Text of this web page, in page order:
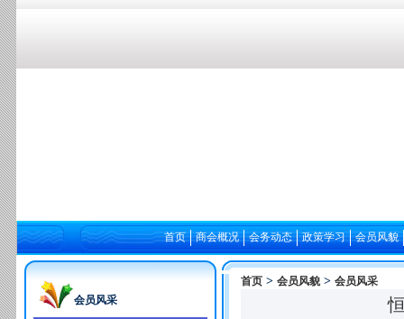
首页 商会概况 会务动态 政策学习 会员风貌
会员风采
首页 > 会员风貌> 会员风采